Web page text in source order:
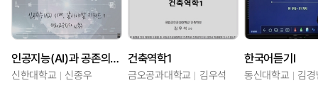
인공지능(AI)과 공존의 시대, 알아야할 키워드
신한대학교 신종우
건축역학1
금오공과대학교 김우석
한국어듣기Ⅰ
동신대학교 김